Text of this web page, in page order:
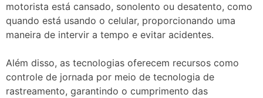
motorista está cansado, sonolento ou desatento, como
quando está usando o celular, proporcionando uma
maneira de intervir a tempo e evitar acidentes.
Além disso, as tecnologias oferecem recursos como
controle de jornada por meio de tecnologia de
rastreamento, garantindo o cumprimento das